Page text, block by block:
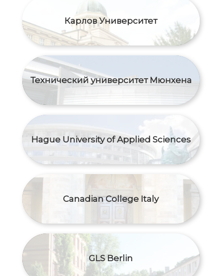
Карлов Университет
Технический университет Мюнхена
Hague University of Applied Sciences
Canadian College Italy
GLS Berlin